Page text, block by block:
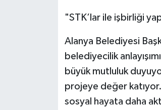
"STK’lar ile işbirliği
Alanya Belediyesi
belediyecilik
büyük mutluluk
projeye değer
sosyal hayata daha